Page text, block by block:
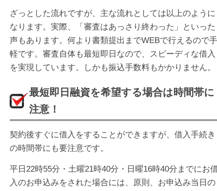
ざっとした流れですが、主な流れとしては以上のように
なります。実際、「審査はあっさり終わった」といった
声もあります。何より書類提出までWEBで行えるので手
軽です。審査自体も最短即日なので、スピーディな借入
を実現しています。しかも振込手数料もかかりません。
最短即日融資を希望する場合は時間帯に
注意！
契約後すぐに借入をすることができますが、借入手続き
の時間帯にも要注意です。
平日22時55分・土曜21時40分・日曜16時40分までにお
入のお申込みをされた場合には、原則、お申込み当日の